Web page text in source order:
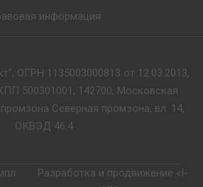
информация
ОГРН 1135003000813 от 12.03.2013,
500301001, 142700, Московская
Северная промзона, вл. 14,
ОКВЭД 46.4
Разработка и продвижение «I-